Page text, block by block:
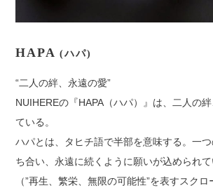
HAPA (ハパ)
“二人の絆、永遠の愛”
NUIHEREの『HAPA（ハパ）』は、二人の
ている。
ハパとは、タヒチ語で半部を意味する。一
ち合い、永遠に続くように願いが込められて
（”再生、繁栄、無限の可能性”を表すスク